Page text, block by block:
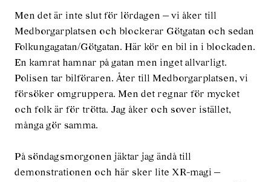
Men det är inte slut för lördagen — vi åker till
Medborgarplatsen och blockerar Götgatan och sedan
Folkungagatan/Götgatan. Här kör en bil in i blockaden.
En kamrat hamnar på gatan men inget allvarligt.
Polisen tar bilföraren. Åter till Medborgarplatsen, vi
försöker omgruppera. Men det regnar för mycket
och folk är för trötta. Jag åker och sover istället,
många gör samma.
På söndagsmorgonen jäktar jag ändå till
demonstrationen och här sker lite XR-magi —